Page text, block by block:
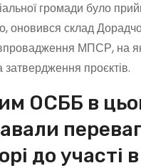
громади було
оновився склад
МПСР, на
затвердження проєктів.
ОСББ в
до участі в